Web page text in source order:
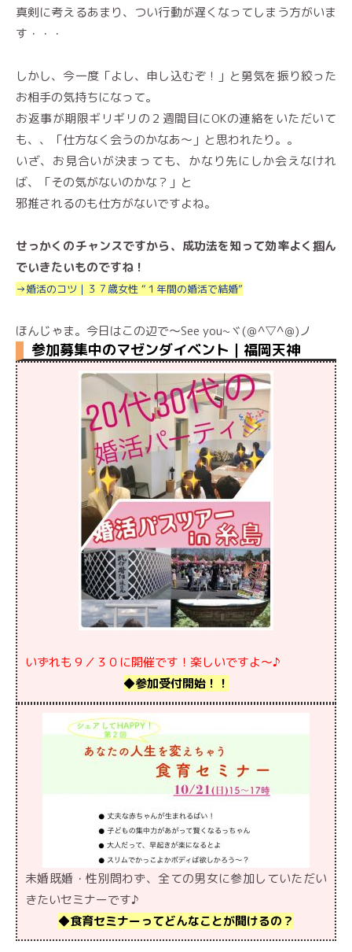
真剣に考えるあまり、つい行動が遅くなってしまう方がいま
す・・・
しかし、今一度「よし、申し込むぞ！」と勇気を振り絞った
お相手の気持ちになって。
お返事が期限ギリギリの２週間目にOKの連絡をいただいて
も、、「仕方なく会うのかなあ〜」と思われたり。。
いざ、お見合いが決まっても、かなり先にしか会えなけれ
ば、「その気がないのかな？」と
邪推されるのも仕方がないですよね。
せっかくのチャンスですから、成功法を知って効率よく掴ん
でいきたいものですね！
→婚活のコツ｜３７歳女性 “１年間の婚活で結婚”
ほんじゃま。今日はこの辺で～See you~ヾ(＠^▽^＠)ノ
参加募集中のマゼンダイベント｜福岡天神
いずれも９／３０に開催です！楽しいですよ〜♪
◆参加受付開始！！
未婚既婚・性別問わず、全ての男女に参加していただい
きたいセミナーです♪
◆食育セミナーってどんなことが聞けるの？